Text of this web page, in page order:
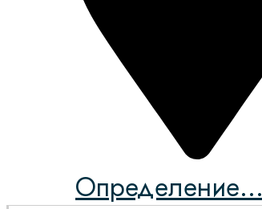
Определение...